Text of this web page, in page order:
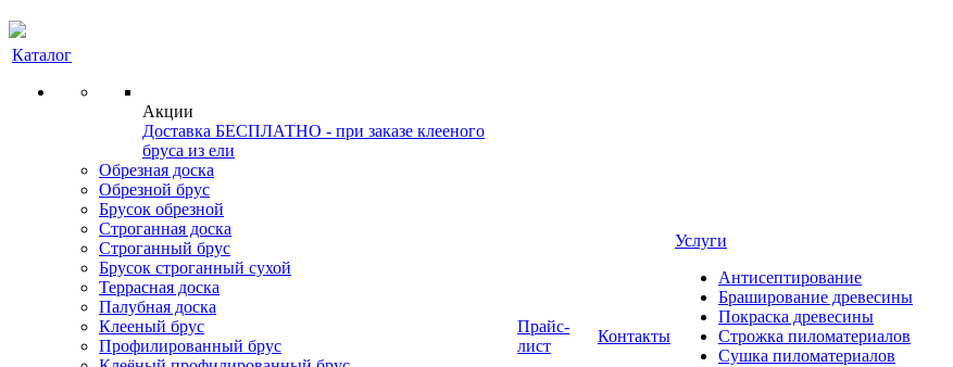
Каталог
Акции
Доставка БЕСПЛАТНО - при заказе клееного
бруса из ели
Обрезная доска
Обрезной брус
Брусок обрезной
Строганная доска
Строганный брус
Брусок строганный сухой
Террасная доска
Палубная доска
Клееный брус
Профилированный брус
Прайс-
лист
Контакты
Услуги
Антисептирование
Браширование древесины
Покраска древесины
Строжка пиломатериалов
Сушка пиломатериалов